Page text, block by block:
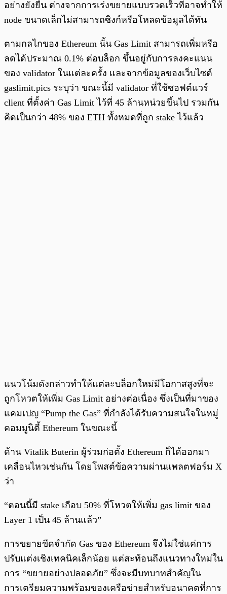
อย่างยั่งยืน ต่างจากการเร่งขยายแบบรวดเร็วที่อาจทำให้
node ขนาดเล็กไม่สามารถซิงก์หรือโหลดข้อมูลได้ทัน
ตามกลไกของ Ethereum นั้น Gas Limit สามารถเพิ่มหรือ
ลดได้ประมาณ 0.1% ต่อบล็อก ขึ้นอยู่กับการลงคะแนน
ของ validator ในแต่ละครั้ง และจากข้อมูลของเว็บไซต์
gaslimit.pics ระบุว่า ขณะนี้มี validator ที่ใช้ซอฟต์แวร์
client ที่ตั้งค่า Gas Limit ไว้ที่ 45 ล้านหน่วยขึ้นไป รวมกัน
คิดเป็นกว่า 48% ของ ETH ทั้งหมดที่ถูก stake ไว้แล้ว
แนวโน้มดังกล่าวทำให้แต่ละบล็อกใหม่มีโอกาสสูงที่จะ
ถูกโหวตให้เพิ่ม Gas Limit อย่างต่อเนื่อง ซึ่งเป็นที่มาของ
แคมเปญ “Pump the Gas” ที่กำลังได้รับความสนใจในหมู่
คอมมูนิตี้ Ethereum ในขณะนี้
ด้าน Vitalik Buterin ผู้ร่วมก่อตั้ง Ethereum ก็ได้ออกมา
เคลื่อนไหวเช่นกัน โดยโพสต์ข้อความผ่านแพลตฟอร์ม X
ว่า
“ตอนนี้มี stake เกือบ 50% ที่โหวตให้เพิ่ม gas limit ของ
Layer 1 เป็น 45 ล้านแล้ว”
การขยายขีดจำกัด Gas ของ Ethereum จึงไม่ใช่แค่การ
ปรับแต่งเชิงเทคนิคเล็กน้อย แต่สะท้อนถึงแนวทางใหม่ใน
การ “ขยายอย่างปลอดภัย” ซึ่งจะมีบทบาทสำคัญใน
การเตรียมความพร้อมของเครือข่ายสำหรับอนาคตที่การ